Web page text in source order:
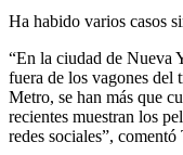
Ha habido varios casos
“En la ciudad de Nueva
fuera de los vagones del
Metro, se han más que
recientes muestran los
redes sociales”,